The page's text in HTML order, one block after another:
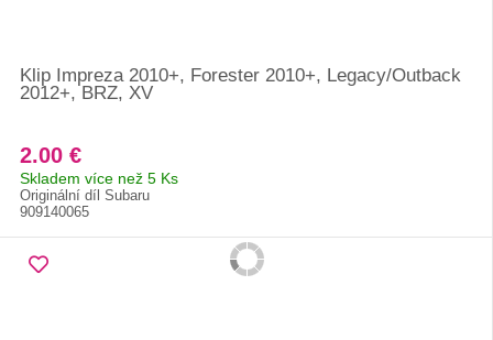
Klip Impreza 2010+, Forester 2010+, Legacy/Outback
2012+, BRZ, XV
2.00 €
Skladem více než 5 Ks
Originální díl Subaru
909140065